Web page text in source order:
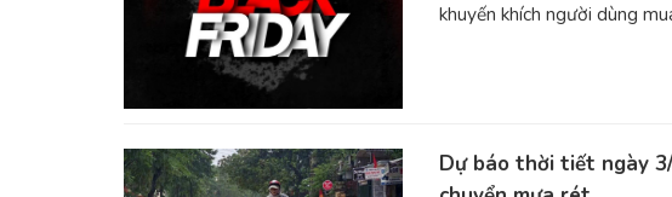
khuyến khích người dùng
Dự báo thời tiết ngày